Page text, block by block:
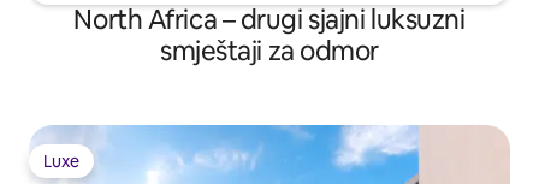
North Africa – drugi sjajni luksuzni
smještaji za odmor
Luxe
Luxe